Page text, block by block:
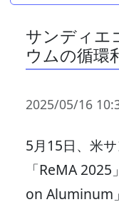
サンディ
ウムの循環
2025/05/16
5月15日、米
「ReMA
on Aluminum